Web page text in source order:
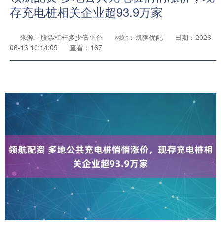
存充电桩相关企业超93.9万家
来源：股票杠杆多少倍平台 网站：凯狮优配
日期：2026-
06-13 10:14:09
查看：167